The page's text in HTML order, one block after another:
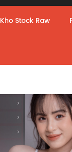
Kho Stock Raw